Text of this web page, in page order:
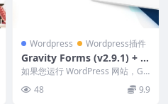
Wordpress Wordpress插件
Gravity Forms (v2.9.1) + L
atest Addons Pack [Activa
ted*]
如果您运行 WordPress 网站，Gr
avity Forms 是专家们一致认...
48 9.9